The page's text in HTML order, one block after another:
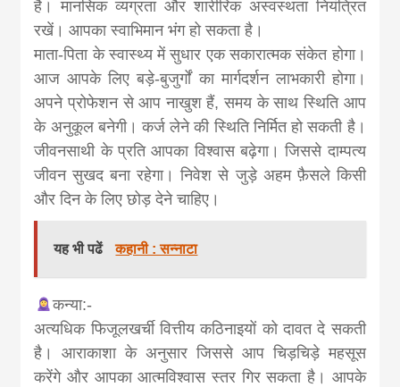
है। मानसिक व्यग्रता और शारीरिक अस्वस्थता नियंत्रित
रखें। आपका स्वाभिमान भंग हो सकता है।
माता-पिता के स्वास्थ्य में सुधार एक सकारात्मक संकेत होगा।
आज आपके लिए बड़े-बुजुर्गों का मार्गदर्शन लाभकारी होगा।
अपने प्रोफेशन से आप नाखुश हैं, समय के साथ स्थिति आप
के अनुकूल बनेगी। कर्ज लेने की स्थिति निर्मित हो सकती है।
जीवनसाथी के प्रति आपका विश्वास बढ़ेगा। जिससे दाम्पत्य
जीवन सुखद बना रहेगा। निवेश से जुड़े अहम फ़ैसले किसी
और दिन के लिए छोड़ देने चाहिए।
यह भी पढें कहानी : सन्नाटा
कन्या:-
अत्यधिक फिजूलखर्ची वित्तीय कठिनाइयों को दावत दे सकती
है। आराकाशा के अनुसार जिससे आप चिड़चिड़े महसूस
करेंगे और आपका आत्मविश्वास स्तर गिर सकता है। आपके